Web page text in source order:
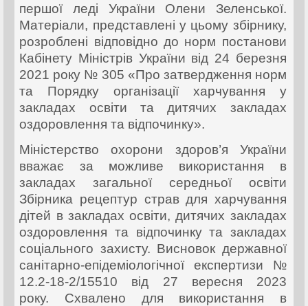
першої леді України Олени Зеленської.
Матеріали, представлені у цьому збірнику,
розроблені відповідно до норм постанови
Кабінету Міністрів України від 24 березня
2021 року № 305 «Про затвердження норм
та Порядку організації харчування у
закладах освіти та дитячих закладах
оздоровлення та відпочинку».
Міністерство охорони здоров’я України
вважає за можливе використання в
закладах загальної середньої освіти
Збірника рецептур страв для харчування
дітей в закладах освіти, дитячих закладах
оздоровлення та відпочинку та закладах
соціального захисту. Висновок державної
санітарно-епідеміологічної експертизи №
12.2-18-2/15510 від 27 вересня 2023
року. Схвалено для використання в